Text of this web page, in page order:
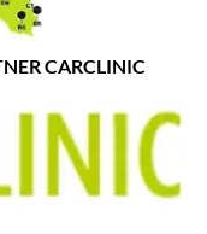
CARCLINIC